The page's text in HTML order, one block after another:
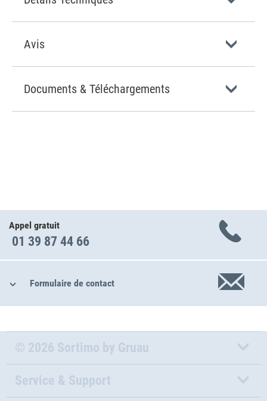
Avis
Documents & Téléchargements
Appel gratuit
01 39 87 44 66
Formulaire de contact
© 2026 Sortimo by Gruau
Service & Support